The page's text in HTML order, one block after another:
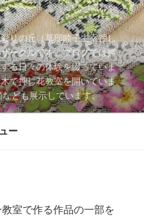
りの丘（草部睦子主宰押し
ークルです。ブログでは押
る日々の体験を綴っていま
で押し花教室を開いていま
ども展示しています。
ー
室で作る作品の一部を